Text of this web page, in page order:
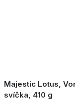
Majestic Lotus,
svíčka, 410 g